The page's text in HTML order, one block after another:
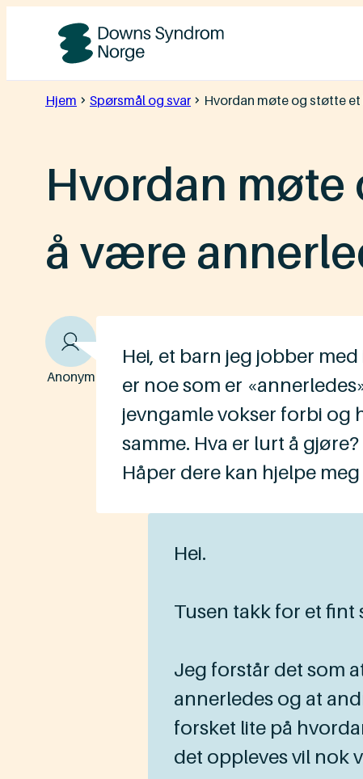
innhold
Downs
Syndrom
Hjem Spørsmål og svar Hvordan møte og støtte
Hvordan møte
å være
Hei, et barn jeg jobber
er noe som er
jevngamle vokser forbi og
samme. Hva er lurt å
Håper dere kan hjelpe
Anonym
Hei.
Tusen takk for et fint
Jeg forstår det som
annerledes og at
forsket lite på
det oppleves vil nok